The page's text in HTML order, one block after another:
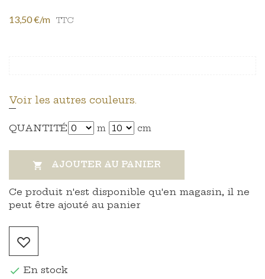
13,50 €/m TTC
Voir les autres couleurs.
QUANTITÉ m cm
 AJOUTER AU PANIER
Ce produit n'est disponible qu'en magasin, il ne
peut être ajouté au panier
 En stock